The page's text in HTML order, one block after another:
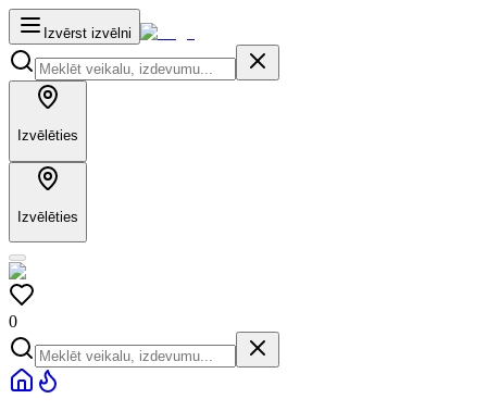
Izvērst izvēlni
Izvēlēties
Izvēlēties
0